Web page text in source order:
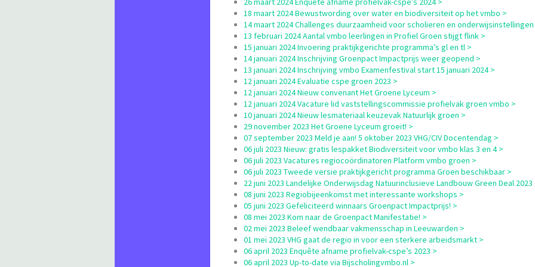
18 maart 2024 Bewustwording over water en biodiversiteit op het vmbo >
14 maart 2024 Challenges duurzaamheid voor scholieren en
13 februari 2024 Aantal vmbo leerlingen in Profiel Groen stijgt flink >
15 januari 2024 Invoering praktijkgerichte programma’s gl en tl >
14 januari 2024 Inschrijving Groenpact Impactprijs weer geopend >
13 januari 2024 Inschrijving vmbo Examenfestival start 15 januari 2024 >
12 januari 2024 Evaluatie cspe groen 2023 >
12 januari 2024 Nieuw convenant Het Groene Lyceum >
12 januari 2024 Vacature lid vaststellingscommissie profielvak groen vmbo >
10 januari 2024 Nieuw lesmateriaal keuzevak Natuurlijk groen >
29 november 2023 Het Groene Lyceum groeit! >
07 september 2023 Meld je aan! 5 oktober 2023 VHG/CIV Docentendag >
06 juli 2023 Nieuw: gratis lespakket Biodiversiteit voor vmbo klas 3 en 4 >
06 juli 2023 Vacatures regiocoördinatoren Platform vmbo groen >
06 juli 2023 Tweede versie praktijkgericht programma Groen beschikbaar >
22 juni 2023 Landelijke Onderwijsdag Natuurinclusieve Landbouw Green Deal 2023
08 juni 2023 Regiobijeenkomst met interessante workshops >
05 juni 2023 Gefeliciteerd winnaars Groenpact Impactprijs! >
08 mei 2023 Kom naar de Groenpact Manifestatie! >
02 mei 2023 Beleef wendbaar vakmensschap in Leeuwarden >
01 mei 2023 VHG gaat de regio in voor een sterkere arbeidsmarkt >
06 april 2023 Enquête afname profielvak-cspe’s 2023 >
06 april 2023 Up-to-date via Bijscholingvmbo.nl >